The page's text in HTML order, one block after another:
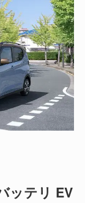
ッテリ EV